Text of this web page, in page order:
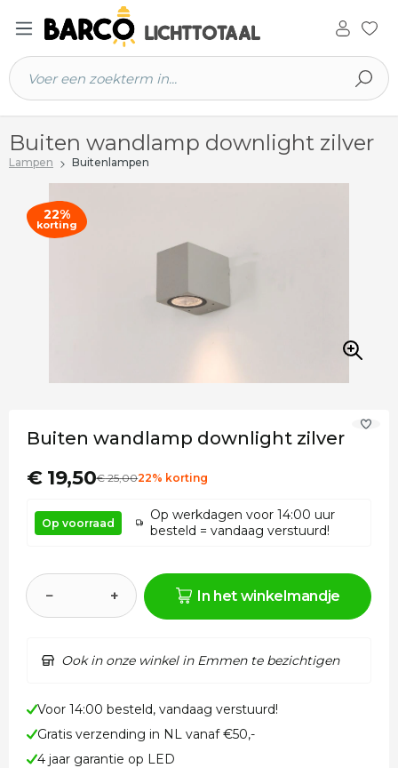
hoofdinhoud
Buiten wandlamp downlight zilver
Lampen Buitenlampen
22%
korting
Buiten wandlamp downlight zilver
€ 19,50€25,0022% korting
Op voorraad
Op werkdagen voor 14:00 uur
besteld = vandaag verstuurd!
− + In het winkelmandje
Ook in onze winkel in Emmen te bezichtigen
Voor 14:00 besteld, vandaag verstuurd!
Gratis verzending in NL vanaf €50,-
4 jaar garantie op LED